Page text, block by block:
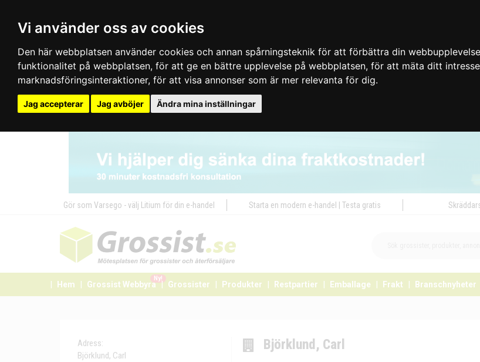
Vi använder oss av cookies
Den här webbplatsen använder cookies och annan spårningsteknik för att förbättra din
funktionalitet på webbplatsen, för att ge en bättre upplevelse på webbplatsen, för att mäta ditt
marknadsföringsinteraktioner, för att visa annonser som är mer relevanta för dig.
Jag accepterar Jag avböjer Ändra mina inställningar
Gör som Varsego - välj Litium för din e-handel Starta en modern e-handel | Testa gratis
Hem Grossist Webbyrå
Ny!
Grossister Produkter Restpartier Emballage Frakt Branschnyheter
Adress:
Björklund, Carl
Björklund, Carl